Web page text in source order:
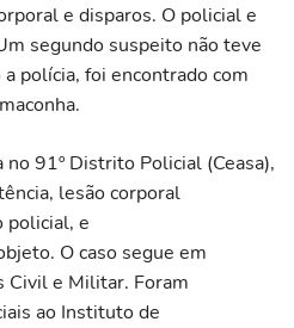
e disparos. O policial e
segundo suspeito não teve
polícia, foi encontrado com
91º Distrito Policial (Ceasa),
lesão corporal
policial, e
O caso segue em
Civil e Militar. Foram
ao Instituto de